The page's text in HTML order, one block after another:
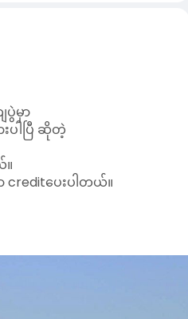
သေးဘူးလေ
ပြို သလို
လား
လား စဉ်းစား
လို့မှမဝသေးတာ
နေလိုက်
းပဲ
ပွဲမှာ
ပါပြီ ဆိုတဲ့
creditပေးပါတယ်။
လို့ရတာ